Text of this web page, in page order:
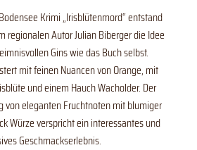
Krimi „Irisblütenmord“ entstand
regionalen Autor Julian Biberger die Idee
Gins wie das Buch selbst.
mit feinen Nuancen von Orange, mit
und einem Hauch Wacholder. Der
von eleganten Fruchtnoten mit blumiger
Würze verspricht ein interessantes und
Geschmackserlebnis.